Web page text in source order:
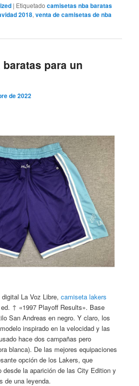
| Etiquetado camisetas nba baratas
2018,venta de camisetas de nba
para un
de 2022
La Voz Libre,camiseta lakers
↑ «1997 Playoff Results». Base
San Andreas en negro. Y claro, los
inspirado en la velocidad y las
hace dos campañas pero
blanca). De las mejores equipaciones
opción de los Lakers, que
desde la aparición de las City Edition y
de una leyenda.